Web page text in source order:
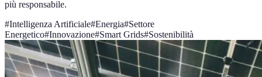
più responsabile.
#Intelligenza Artificiale#Energia#Settore
Energetico#Innovazione#Smart Grids#Sostenibilità